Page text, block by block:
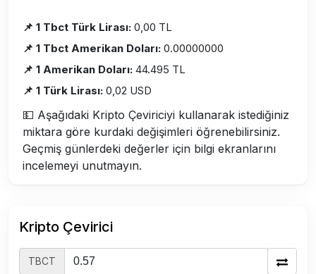
📌 1 Tbct Türk Lirası: 0,00 TL
📌 1 Tbct Amerikan Doları: 0.00000000
📌 1 Amerikan Doları: 44.495 TL
📌 1 Türk Lirası: 0,02 USD
💵 Aşağıdaki Kripto Çeviriciyi kullanarak istediğiniz
miktara göre kurdaki değişimleri öğrenebilirsiniz.
Geçmiş günlerdeki değerler için bilgi ekranlarını
incelemeyi unutmayın.
Kripto Çevirici
TBCT